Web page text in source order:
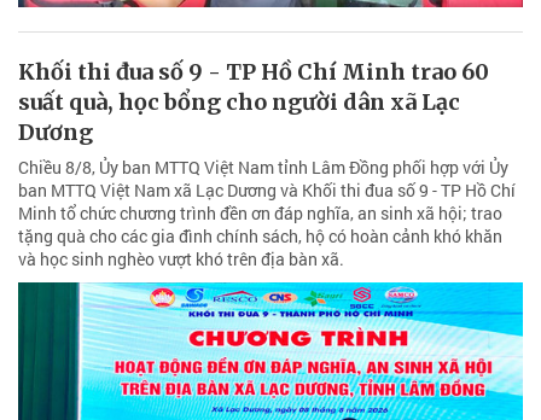
Khối thi đua số 9 - TP Hồ Chí Minh trao 60
suất quà, học bổng cho người dân xã Lạc
Dương
Chiều 8/8, Ủy ban MTTQ Việt Nam tỉnh Lâm Đồng phối hợp với Ủy
ban MTTQ Việt Nam xã Lạc Dương và Khối thi đua số 9 - TP Hồ Chí
Minh tổ chức chương trình đền ơn đáp nghĩa, an sinh xã hội; trao
tặng quà cho các gia đình chính sách, hộ có hoàn cảnh khó khăn
và học sinh nghèo vượt khó trên địa bàn xã.